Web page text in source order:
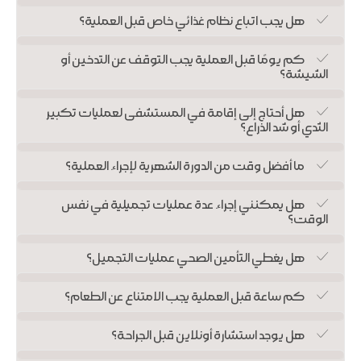
العملية السطحية لإزالة التثدي (جينكوماستي)
منذ اللحظة التي دخلت فيها العيادة وحتى يوم العملية وفترة
التعافي، شعرت بالهدوء والثقة التامة. قام الدكتور يكتا
كبيرة. الآن أصبحت نظرتي أوسع وأكثر حيوية. أنا راضٍ جداً
نسترن محمودی
وكنت قلقة جدًا. لكن فريق الدعم في العيادة كان معي في
العملية وخروجي من المستشفى. بعد العملية، ساعدتني
الممرضة الخاصة في الفندق كثيرًا. وكانت النتيجة بالضبط
كما كنت أريد.
کامران سلیمانی
كنت أبحث كثيرًا عن مركز يقدم خدمات تجميلية وفي نفس
هل يجب اتباع نظام غذائي خاص قبل العملية؟
كم يومًا قبل العملية يجب التوقف عن التدخين أو
الشيشة؟
هل أحتاج إلى إقامة في المستشفى لعمليات تكبير
الثدي أو شد الذراع؟
ما أفضل وقت من الدورة الشهرية لإجراء العملية؟
هل يمكنني إجراء عدة عمليات تجميلية في نفس
الوقت؟
هل يغطي التأمين الصحي عمليات التجميل؟
كم ساعة قبل العملية يجب الامتناع عن الطعام؟
هل يوجد استشارة أونلاين قبل الجراحة؟